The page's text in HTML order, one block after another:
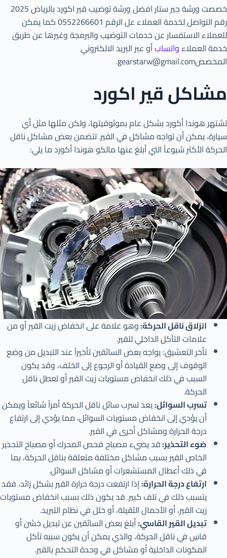
خصصت ورشة جير ستار افضل ورشة توضيب قير اكورد بالرياض 2025
رقم التواصل لخدمة العملاء عل الرقم 0552266601 كما يمكن
للعملاء الاستفسار عن خدمات التوضيب والبرمجة وغيرها عن طريق
خدمة العملاءواتسابأو عبر البريد الالكتروني
المخصصgearstarw@gmail.com.
مشاكل قير اكورد
تشتهر هوندا أكورد بشكل عام بموثوقيتها، ولكن مثلها مثل أي
سيارة، يمكن أن تواجه مشاكل في القير. تتضمن بعض مشاكل ناقل
الحركة الأكثر شيوعاً التي أبلغ عنها مالكو هوندا أكورد ما يلي:
انزلاق ناقل الحركة:وهو علامة على انخفاض زيت القير أو من
علامات التآكل الداخلي للقير.
تأخر التعشيق: يواجه بعض السائقين تأخيراً عند التبديل من وضع
الوقوف إلى وضع القيادة أو الرجوع إلى الخلف، وقد يكون
السبب في ذلك انخفاض مستويات زيت القير أو تعطل ناقل
الحركة.
تسرب السوائل:يعد تسرب سائل ناقل الحركة أمراً شائعاً ويمكن
أن يؤدي إلى انخفاض مستويات السوائل، مما يؤدي إلى ارتفاع
درجة الحرارة ومشاكل أخرى في القير.
ضوء التحذير:قد يضيء مصباح فحص المحرك أو مصباح التحذير
الخاص القير بسبب مشاكل مختلفة متعلقة بناقل الحركة، بما
في ذلك أعطال المستشعرات أو مشاكل السوائل.
ارتفاع درجة الحرارة:إذا ارتفعت درجة حرارة القير بشكل زائد، فقد
يتسبب ذلك في تلف كبير. قد يكون ذلك بسبب انخفاض مستويات
زيت القير، أو الأحمال الثقيلة، أو خلل في نظام التبريد.
تبديل القير القاسي:أبلغ بعض السائقين عن تبديل خشن أو
قاسٍ في ناقل الحركة، والذي يمكن أن يكون سببه تآكل
المكونات الداخلية أو مشاكل في وحدة التحكم بالقير.